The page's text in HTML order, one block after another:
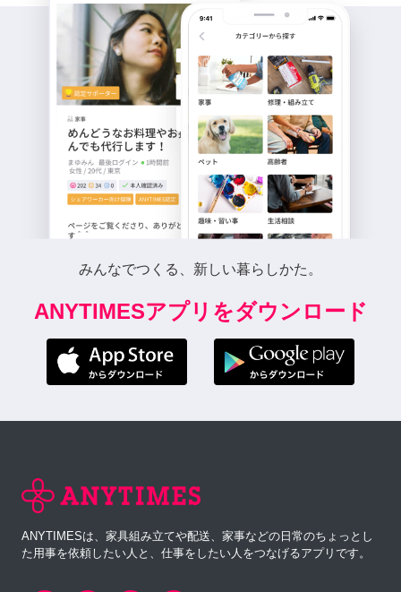
みんなでつくる、新しい暮らしかた。
ANYTIMESアプリをダウンロード
ANYTIMESは、家具組み立てや配送、家事などの日常のちょっとし
た用事を依頼したい人と、仕事をしたい人をつなげるアプリです。